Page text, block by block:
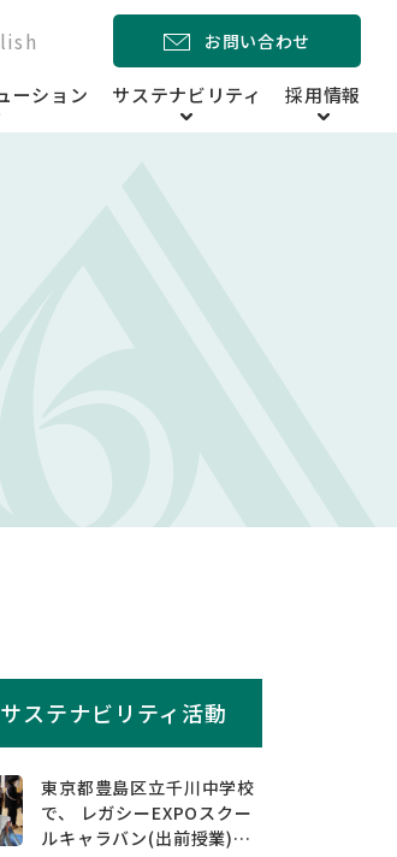
ーション サステナビリティ 採用情報
お問い合わせ
ステナビリティ活動
東京都豊島区立千川中学校
で、 レガシーEXPOスクー
ルキャラバン(出前授業)を